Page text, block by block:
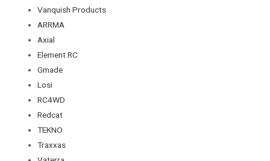
Vanquish Products
ARRMA
Axial
Element RC
Gmade
Losi
RC4WD
Redcat
TEKNO
Traxxas